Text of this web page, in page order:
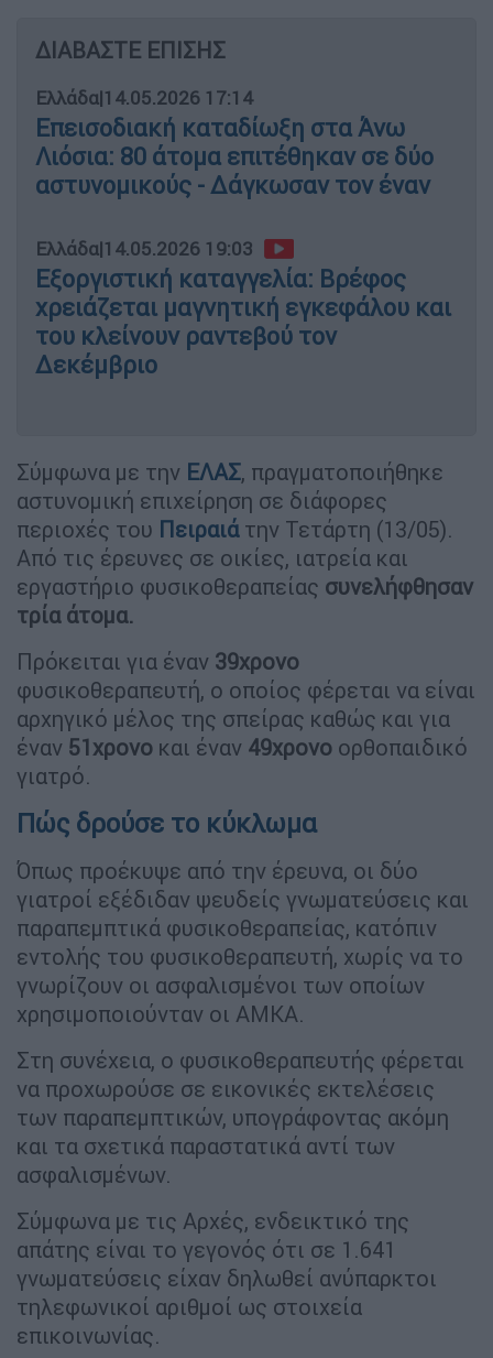
ΔΙΑΒΑΣΤΕ ΕΠΙΣΗΣ
Ελλάδα|14.05.2026 17:14
Επεισοδιακή καταδίωξη στα Άνω
Λιόσια: 80 άτομα επιτέθηκαν σε δύο
αστυνομικούς - Δάγκωσαν τον έναν
Ελλάδα|14.05.2026 19:03
Εξοργιστική καταγγελία: Βρέφος
χρειάζεται μαγνητική εγκεφάλου και
του κλείνουν ραντεβού τον
Δεκέμβριο
Σύμφωνα με την ΕΛΑΣ, πραγματοποιήθηκε
αστυνομική επιχείρηση σε διάφορες
περιοχές του Πειραιάτην Τετάρτη (13/05).
Από τις έρευνες σε οικίες, ιατρεία και
εργαστήριο φυσικοθεραπείας συνελήφθησαν
τρία άτομα.
Πρόκειται για έναν 39χρονο
φυσικοθεραπευτή, ο οποίος φέρεται να είναι
αρχηγικό μέλος της σπείρας καθώς και για
έναν 51χρονο και έναν 49χρονο ορθοπαιδικό
γιατρό.
Πώς δρούσε το κύκλωμα
Όπως προέκυψε από την έρευνα, οι δύο
γιατροί εξέδιδαν ψευδείς γνωματεύσεις και
παραπεμπτικά φυσικοθεραπείας, κατόπιν
εντολής του φυσικοθεραπευτή, χωρίς να το
γνωρίζουν οι ασφαλισμένοι των οποίων
χρησιμοποιούνταν οι ΑΜΚΑ.
Στη συνέχεια, ο φυσικοθεραπευτής φέρεται
να προχωρούσε σε εικονικές εκτελέσεις
των παραπεμπτικών, υπογράφοντας ακόμη
και τα σχετικά παραστατικά αντί των
ασφαλισμένων.
Σύμφωνα με τις Αρχές, ενδεικτικό της
απάτης είναι το γεγονός ότι σε 1.641
γνωματεύσεις είχαν δηλωθεί ανύπαρκτοι
τηλεφωνικοί αριθμοί ως στοιχεία
επικοινωνίας.